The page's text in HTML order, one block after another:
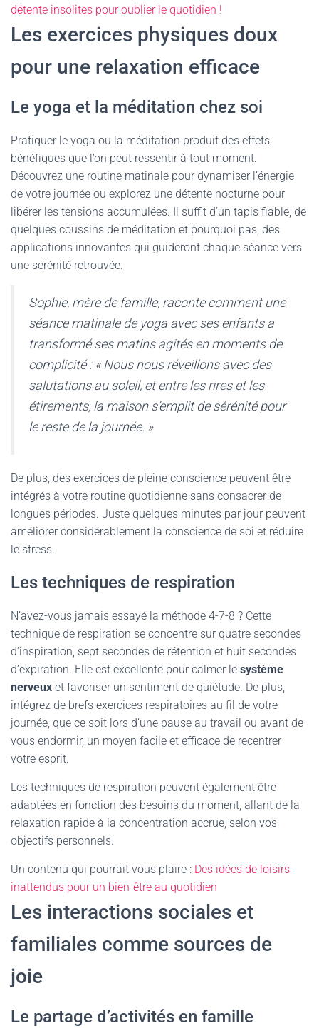
détente insolites pour oublier le quotidien !
Les exercices physiques doux
pour une relaxation efficace
Le yoga et la méditation chez soi
Pratiquer le yoga ou la méditation produit des effets
bénéfiques que l’on peut ressentir à tout moment.
Découvrez une routine matinale pour dynamiser l’énergie
de votre journée ou explorez une détente nocturne pour
libérer les tensions accumulées. Il suffit d’un tapis fiable, de
quelques coussins de méditation et pourquoi pas, des
applications innovantes qui guideront chaque séance vers
une sérénité retrouvée.
Sophie, mère de famille, raconte comment une
séance matinale de yoga avec ses enfants a
transformé ses matins agités en moments de
complicité : « Nous nous réveillons avec des
salutations au soleil, et entre les rires et les
étirements, la maison s’emplit de sérénité pour
le reste de la journée. »
De plus, des exercices de pleine conscience peuvent être
intégrés à votre routine quotidienne sans consacrer de
longues périodes. Juste quelques minutes par jour peuvent
améliorer considérablement la conscience de soi et réduire
le stress.
Les techniques de respiration
N’avez-vous jamais essayé la méthode 4-7-8 ? Cette
technique de respiration se concentre sur quatre secondes
d’inspiration, sept secondes de rétention et huit secondes
d’expiration. Elle est excellente pour calmer le système
nerveux et favoriser un sentiment de quiétude. De plus,
intégrez de brefs exercices respiratoires au fil de votre
journée, que ce soit lors d’une pause au travail ou avant de
vous endormir, un moyen facile et efficace de recentrer
votre esprit.
Les techniques de respiration peuvent également être
adaptées en fonction des besoins du moment, allant de la
relaxation rapide à la concentration accrue, selon vos
objectifs personnels.
Un contenu qui pourrait vous plaire : Des idées de loisirs
inattendus pour un bien-être au quotidien
Les interactions sociales et
familiales comme sources de
joie
Le partage d’activités en famille